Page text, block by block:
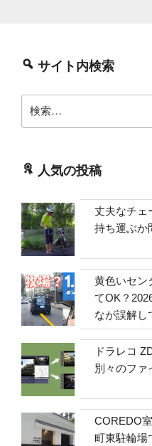
サイト内検索
索:
人気の投稿
丈夫なチェ
持ち運ぶか
黄色いセン
てOK？
なが誤解し
ドラレコ
別々のファ
COREDO
町東駐輪場